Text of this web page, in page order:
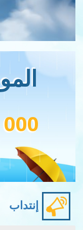
إنتداب